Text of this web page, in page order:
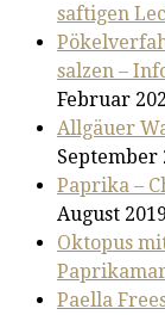
saftigen
salzen –
Februar
Allgäuer
September
Paprika –
August 2019
Oktopus
Paella